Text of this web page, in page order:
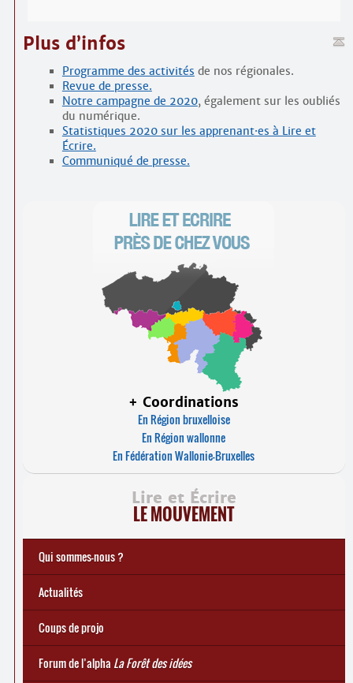
Plus d’infos
Programme des activités de nos régionales.
Revue de presse.
Notre campagne de 2020, également sur les oubliés
du numérique.
Statistiques 2020 sur les apprenant·es à Lire et
Écrire.
Communiqué de presse.
+ Coordinations
En Région bruxelloise
En Région wallonne
En Fédération Wallonie-Bruxelles
Lire et Écrire
LE MOUVEMENT
Qui sommes-nous ?
Notre histoire
Le mouvement Lire et Écrire
Charte de Lire et Écrire
Actions de recherches et études
Actions de formations de formateurs
... Tous les articles
Actualités
Coups de projo
Forum de l’alpha La Forêt des idées